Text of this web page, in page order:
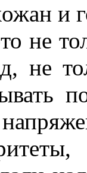
и
не